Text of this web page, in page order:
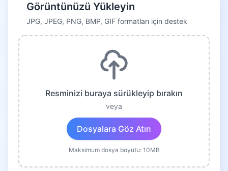
Görüntünüzü Yükleyin
JPG, JPEG, PNG, BMP, GIF formatları için destek
Resminizi buraya sürükleyip bırakın
veya
Dosyalara Göz Atın
Maksimum dosya boyutu: 10MB